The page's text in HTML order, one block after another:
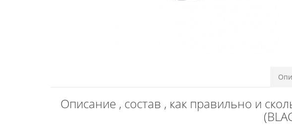
Описание , состав , как правильно и